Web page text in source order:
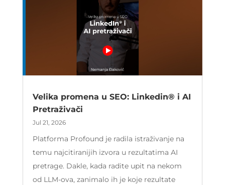
Velika promena u SEO: Linkedin® i AI
Pretraživači
Jul 21, 2026
Platforma Profound je radila istraživanje na
temu najcitiranijih izvora u rezultatima AI
pretrage. Dakle, kada radite upit na nekom
od LLM-ova, zanimalo ih je koje rezultate